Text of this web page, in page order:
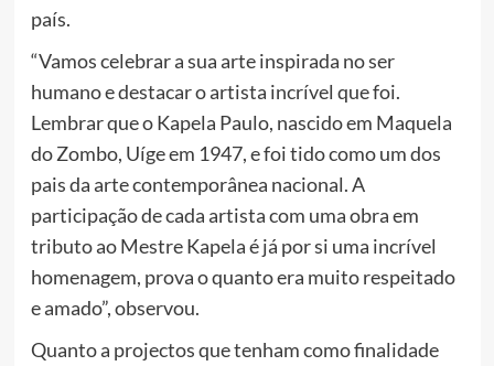
país.
“Vamos celebrar a sua arte inspirada no ser
humano e destacar o artista incrível que foi.
Lembrar que o Kapela Paulo, nascido em Maquela
do Zombo, Uíge em 1947, e foi tido como um dos
pais da arte contemporânea nacional. A
participação de cada artista com uma obra em
tributo ao Mestre Kapela é já por si uma incrível
homenagem, prova o quanto era muito respeitado
e amado”, observou.
Quanto a projectos que tenham como finalidade